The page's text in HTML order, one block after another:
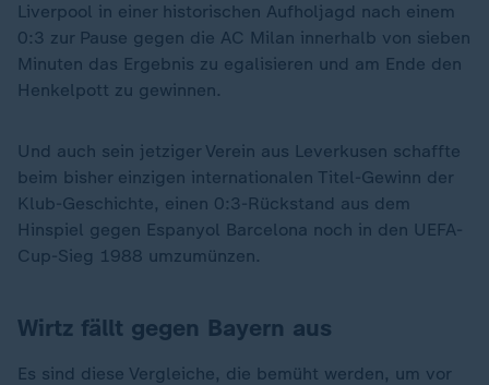
Liverpool in einer historischen Aufholjagd nach einem
0:3 zur Pause gegen die AC Milan innerhalb von sieben
Minuten das Ergebnis zu egalisieren und am Ende den
Henkelpott zu gewinnen.
Und auch sein jetziger Verein aus Leverkusen schaffte
beim bisher einzigen internationalen Titel-Gewinn der
Klub-Geschichte, einen 0:3-Rückstand aus dem
Hinspiel gegen Espanyol Barcelona noch in den UEFA-
Cup-Sieg 1988 umzumünzen.
Wirtz fällt gegen Bayern aus
Es sind diese Vergleiche, die bemüht werden, um vor